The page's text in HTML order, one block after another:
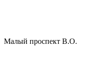
Малый проспект В.О.